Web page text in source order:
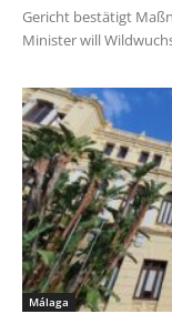
Gericht bestätigt
Minister will
Málaga